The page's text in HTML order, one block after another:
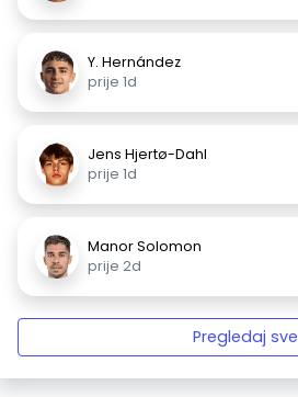
Y. Hernández
prije 1d
Jens Hjertø-Dahl
prije 1d
Manor Solomon
prije 2d
Pregledaj sve